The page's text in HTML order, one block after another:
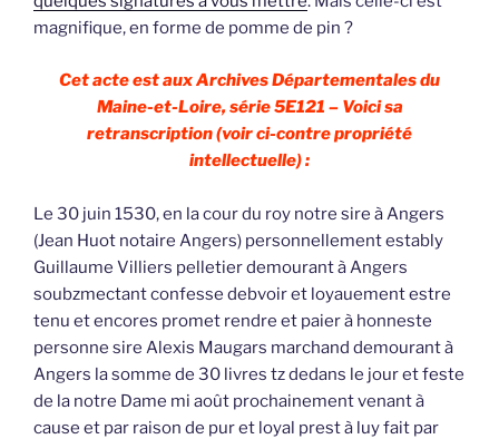
magnifique, en forme de pomme de pin ?
Cet acte est aux Archives Départementales du
Maine-et-Loire, série 5E121 – Voici sa
retranscription (voir ci-contre propriété
intellectuelle) :
Le 30 juin 1530, en la cour du roy notre sire à Angers
(Jean Huot notaire Angers) personnellement estably
Guillaume Villiers pelletier demourant à Angers
soubzmectant confesse debvoir et loyauement estre
tenu et encores promet rendre et paier à honneste
personne sire Alexis Maugars marchand demourant à
Angers la somme de 30 livres tz dedans le jour et feste
de la notre Dame mi août prochainement venant à
cause et par raison de pur et loyal prest à luy fait par